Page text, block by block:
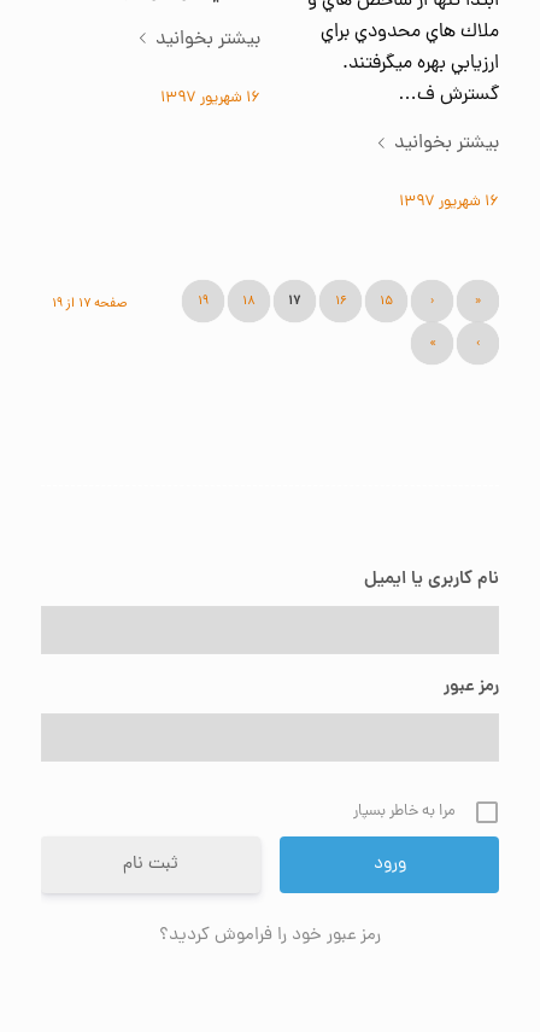
ملاك هاي محدودي براي
ارزيابي بهره مي‎گرفتند.
گسترش ف…
بیشتر بخوانید
۱۶ شهریور ۱۳۹۷
بیشتر بخوانید
۱۶ شهریور ۱۳۹۷
صفحه ۱۷ از ۱۹ «
‹ ۱۵ ۱۶ ۱۷ ۱۸ ۱۹
›
»
نام کاربری یا ایمیل
رمز عبور
مرا به خاطر بسپار
ثبت نام
رمز عبور خود را فراموش کردید؟